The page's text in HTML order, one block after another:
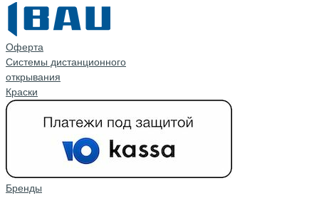
Оферта
Системы дистанционного
открывания
Краски
Бренды